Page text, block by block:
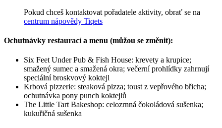
Pokud chceš kontaktovat pořadatele aktivity, obrať se na
centrum nápovědy Tiqets
Ochutnávky restaurací a menu (můžou se změnit):
Six Feet Under Pub & Fish House: krevety a krupice;
smažený sumec a smažená okra; večerní prohlídky zahrnují
speciální broskvový koktejl
Krbová pizzerie: steaková pizza; toust z vepřového břicha;
ochutnávka pony punch koktejlů
The Little Tart Bakeshop: celozrnná čokoládová sušenka;
kukuřičná sušenka